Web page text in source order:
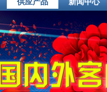
供应产品 新闻中心